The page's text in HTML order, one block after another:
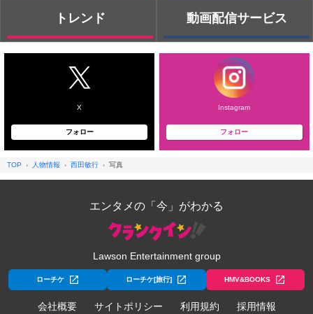
トレンド 動画配信サービス
X
フォロー
Instagram
フォロー
TOP 人物情報 西田敏行 写真
エンタメの「今」がわかる
Lawson Entertainment group
ローチケ ローチケ[旅行] HMV&BOOKS
会社概要 サイトポリシー 利用規約 採用情報